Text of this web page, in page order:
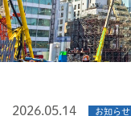
2026.05.14 お知らせ